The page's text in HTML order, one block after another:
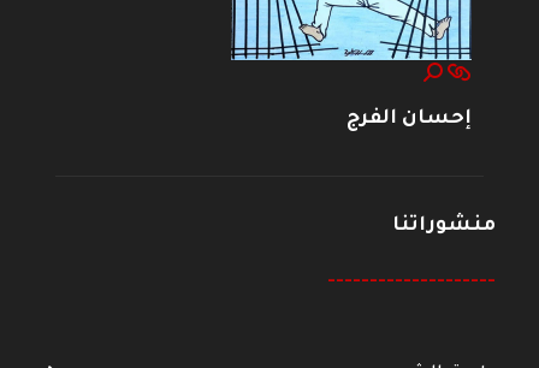
إحسان الفرج
منشوراتنا
--------------------